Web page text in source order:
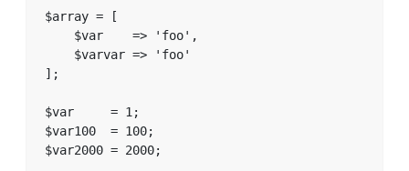
$array = [
];
$var     = 1;
$var100  = 100;
$var2000 = 2000;